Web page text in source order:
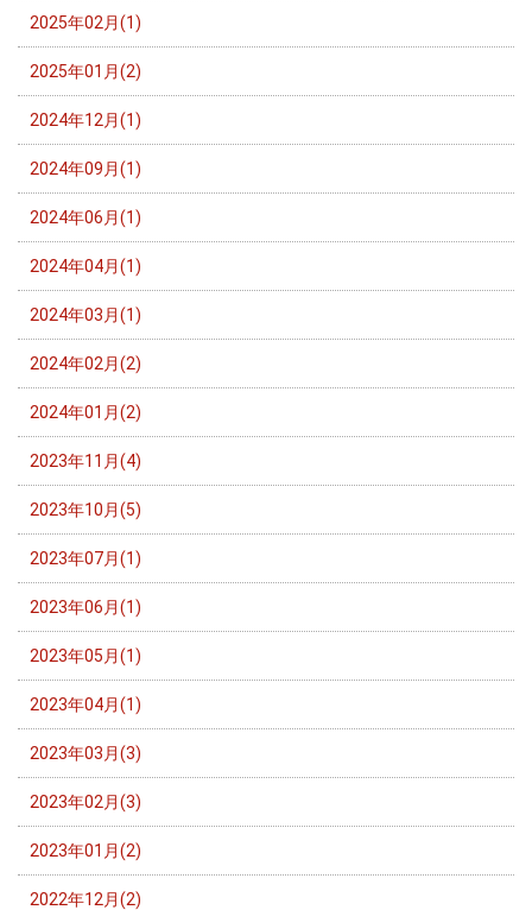
2025年02月(1)
2025年01月(2)
2024年12月(1)
2024年09月(1)
2024年06月(1)
2024年04月(1)
2024年03月(1)
2024年02月(2)
2024年01月(2)
2023年11月(4)
2023年10月(5)
2023年07月(1)
2023年06月(1)
2023年05月(1)
2023年04月(1)
2023年03月(3)
2023年02月(3)
2023年01月(2)
2022年12月(2)